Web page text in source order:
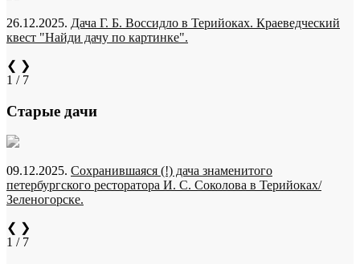
26.12.2025. Дача Г. Б. Воссидло в Терийоках. Краеведческий
квест "Найди дачу по картинке".
❮ ❯
1 / 7
Старые дачи
09.12.2025. Сохранившаяся (!) дача знаменитого
петербургского ресторатора И. С. Соколова в Терийоках/
Зеленогорске.
❮ ❯
1 / 7